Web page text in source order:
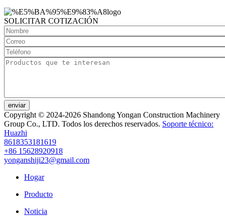
SOLICITAR COTIZACIÓN
enviar
Copyright © 2024-2026 Shandong Yongan Construction Machinery
Group Co., LTD. Todos los derechos reservados. Soporte técnico:
Huazhi
8618353181619
+86 15628920918
yonganshiji23@gmail.com
Hogar
Producto
Noticia